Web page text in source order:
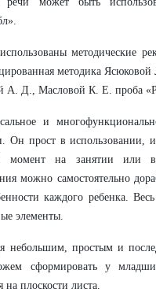
методические
методика Ясюковой
Д., Масловой К. Е. проба
и
Он прост в использовании,
момент на занятии или
можно самостоятельно
каждого ребенка.
элементы.
небольшим, простым и
сформировать у
плоскости листа.